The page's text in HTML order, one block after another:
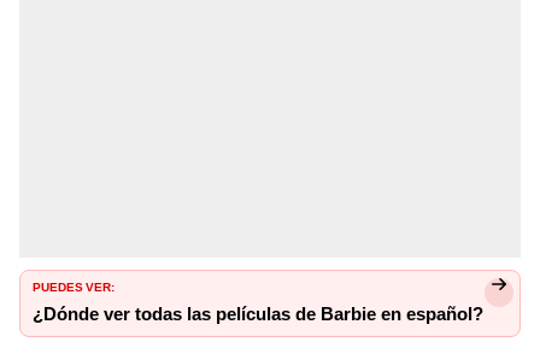
PUEDES VER:
¿Dónde ver todas las películas de Barbie en español?